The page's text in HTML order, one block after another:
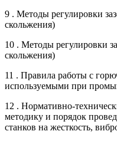
9 . Методы регулировки
скольжения)
10 . Методы регулировки
скольжения)
11 . Правила работы с
используемыми при
12 . Нормативно-
методику и порядок
станков на жесткость,